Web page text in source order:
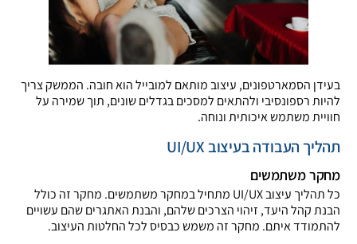
בעידן הסמארטפונים, עיצוב מותאם למובייל הוא חובה. הממשק צריך
להיות רספונסיבי ולהתאים למסכים בגדלים שונים, תוך שמירה על
חוויית משתמש איכותית ונוחה.
תהליך העבודה בעיצוב UI/UX
מחקר משתמשים
כל תהליך עיצוב UI/UX מתחיל במחקר משתמשים. מחקר זה כולל
הבנת קהל היעד, זיהוי הצרכים שלהם, והבנת האתגרים שהם עשויים
להתמודד איתם. מחקר זה משמש כבסיס לכל החלטות העיצוב.